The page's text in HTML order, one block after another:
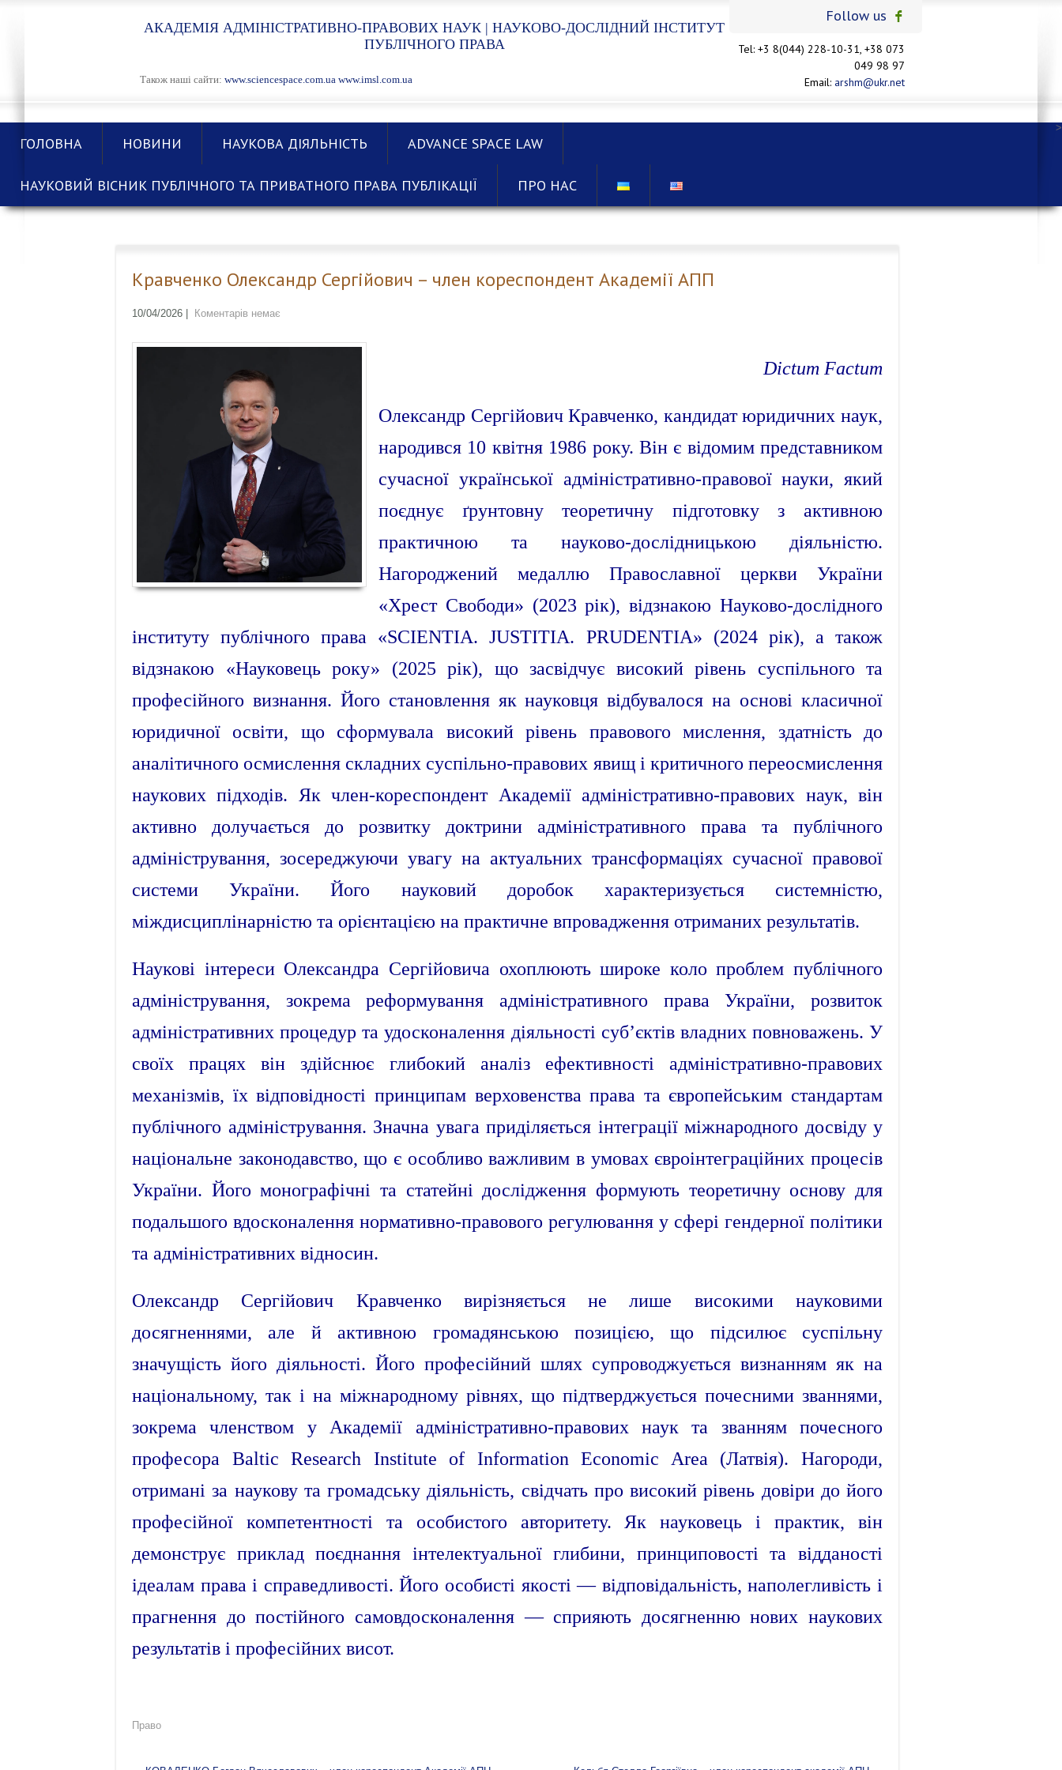
АКАДЕМІЯ АДМІНІСТРАТИВНО-ПРАВОВИХ НАУК | НАУКОВО-ДОСЛІДНИЙ ІНСТИТУТ
ПУБЛІЧНОГО ПРАВА
Також наші сайти: www.sciencespace.com.ua www.imsl.com.ua
Follow us
Tel: +3 8(044) 228-10-31, +38 073
049 98 97
Email: arshm@ukr.net
ГОЛОВНА НОВИНИ НАУКОВА ДІЯЛЬНІСТЬ ADVANCE SPACE LAW
НАУКОВИЙ ВІСНИК ПУБЛІЧНОГО ТА ПРИВАТНОГО ПРАВА ПУБЛІКАЦІЇ ПРО НАС
>
Кравченко Олександр Сергійович – член кореспондент Академії АПП
10/04/2026 Коментарів немає
Dictum Factum
Олександр Сергійович Кравченко, кандидат юридичних наук,
народився 10 квітня 1986 року. Він є відомим представником
сучасної української адміністративно-правової науки, який
поєднує ґрунтовну теоретичну підготовку з активною
практичною та науково-дослідницькою діяльністю.
Нагороджений медаллю Православної церкви України
«Хрест Свободи» (2023 рік), відзнакою Науково-дослідного
інституту публічного права «SCIENTIA. JUSTITIA. PRUDENTIA» (2024 рік), а також
відзнакою «Науковець року» (2025 рік), що засвідчує високий рівень суспільного та
професійного визнання. Його становлення як науковця відбувалося на основі класичної
юридичної освіти, що сформувала високий рівень правового мислення, здатність до
аналітичного осмислення складних суспільно-правових явищ і критичного переосмислення
наукових підходів. Як член-кореспондент Академії адміністративно-правових наук, він
активно долучається до розвитку доктрини адміністративного права та публічного
адміністрування, зосереджуючи увагу на актуальних трансформаціях сучасної правової
системи України. Його науковий доробок характеризується системністю,
міждисциплінарністю та орієнтацією на практичне впровадження отриманих результатів.
Наукові інтереси Олександра Сергійовича охоплюють широке коло проблем публічного
адміністрування, зокрема реформування адміністративного права України, розвиток
адміністративних процедур та удосконалення діяльності суб’єктів владних повноважень. У
своїх працях він здійснює глибокий аналіз ефективності адміністративно-правових
механізмів, їх відповідності принципам верховенства права та європейським стандартам
публічного адміністрування. Значна увага приділяється інтеграції міжнародного досвіду у
національне законодавство, що є особливо важливим в умовах євроінтеграційних процесів
України. Його монографічні та статейні дослідження формують теоретичну основу для
подальшого вдосконалення нормативно-правового регулювання у сфері гендерної політики
та адміністративних відносин.
Олександр Сергійович Кравченко вирізняється не лише високими науковими
досягненнями, але й активною громадянською позицією, що підсилює суспільну
значущість його діяльності. Його професійний шлях супроводжується визнанням як на
національному, так і на міжнародному рівнях, що підтверджується почесними званнями,
зокрема членством у Академії адміністративно-правових наук та званням почесного
професора Baltic Research Institute of Information Economic Area (Латвія). Нагороди,
отримані за наукову та громадську діяльність, свідчать про високий рівень довіри до його
професійної компетентності та особистого авторитету. Як науковець і практик, він
демонструє приклад поєднання інтелектуальної глибини, принциповості та відданості
ідеалам права і справедливості. Його особисті якості — відповідальність, наполегливість і
прагнення до постійного самовдосконалення — сприяють досягненню нових наукових
результатів і професійних висот.
Право